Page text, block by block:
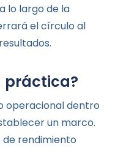
lo largo de la
el círculo al
práctica?
operacional dentro
un marco.
de rendimiento